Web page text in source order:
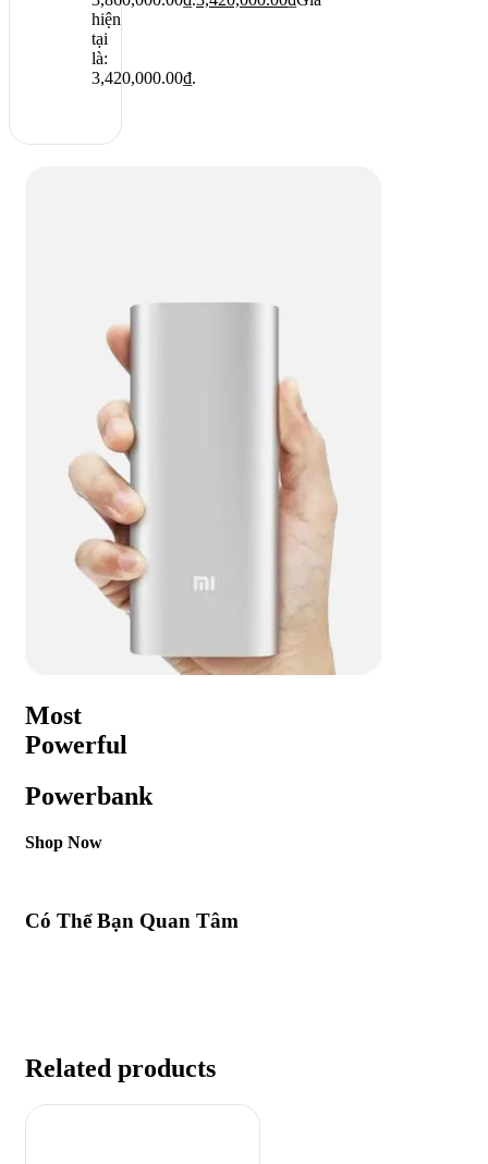
hiện
tại
là:
3,420,000.00₫.
Most
Powerful
Powerbank
Shop Now
Có Thể Bạn Quan Tâm
Related products